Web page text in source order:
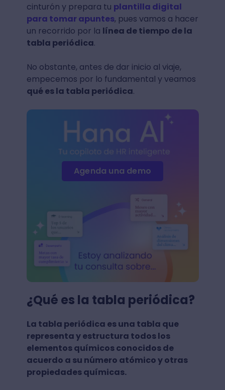
cinturón y prepara tu plantilla digital
para tomar apuntes, pues vamos a hacer
un recorrido por la línea de tiempo de la
tabla periódica.
No obstante, antes de dar inicio al viaje,
empecemos por lo fundamental y veamos
qué es la tabla periódica.
Agenda una demo
¿Qué es la tabla periódica?
La tabla periódica es una tabla que
representa y estructura todos los
elementos químicos conocidos de
acuerdo a su número atómico y otras
propiedades químicas.